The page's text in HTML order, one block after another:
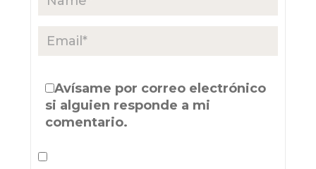
Avísame por correo electrónico
si alguien responde a mi
comentario.